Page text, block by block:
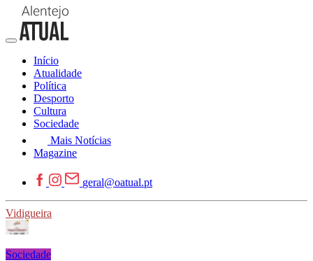
Início
Atualidade
Política
Desporto
Cultura
Sociedade
Mais Notícias
Magazine
geral@oatual.pt
Vidigueira
Sociedade